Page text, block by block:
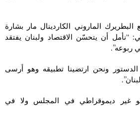
الماروني الكاردينال مار بشارة
أن يتحسّن الاقتصاد ولبنان يفتقد
ربوعه”.
ونحن ارتضينا تطبيقه وهو أرسى
غير ديموقراطي في المجلس ولا في